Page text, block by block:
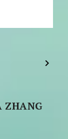

ZHANG